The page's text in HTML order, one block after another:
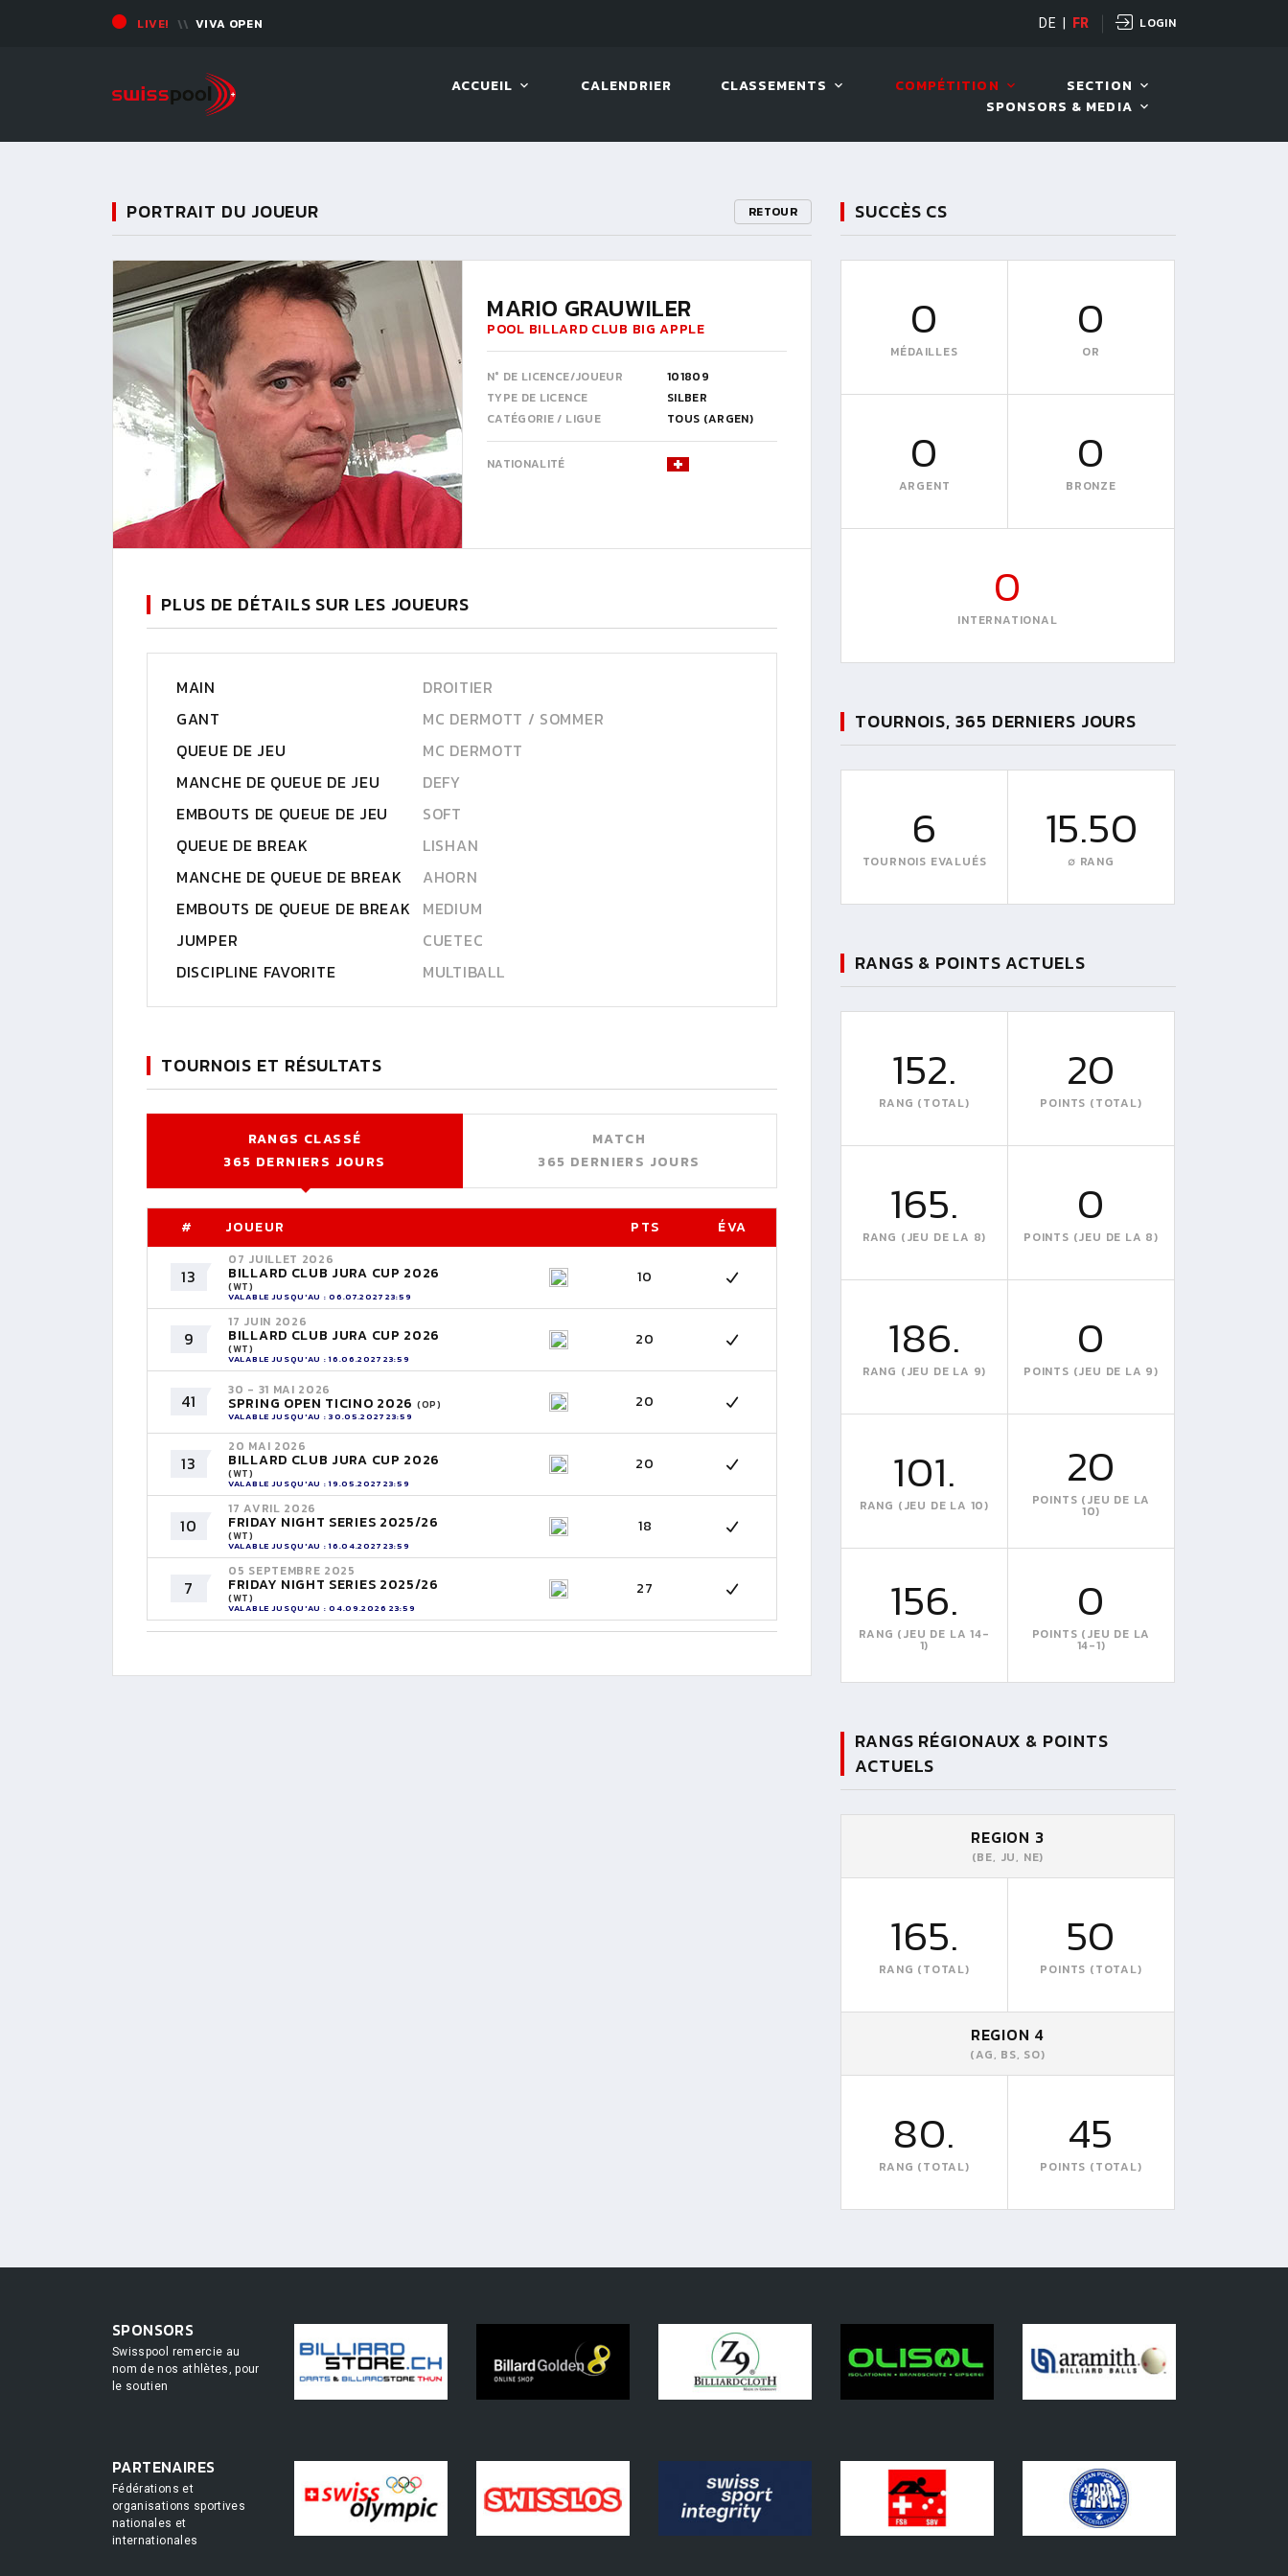
LIVE! VIVA OPEN LIVE! VIVA OPEN
DE FR LOGIN
ACCUEIL CALENDRIER CLASSEMENTS COMPÉTITION
SECTION
SPONSORS & MEDIA
PORTRAIT DU JOUEUR RETOUR
11
MARIO GRAUWILER
POOL BILLARD CLUB BIG APPLE
N° DE LICENCE/JOUEUR
101809
TYPE DE LICENCE
SILBER
CATÉGORIE / LIGUE
TOUS (ARGEN)
NATIONALITÉ
PLUS DE DÉTAILS SUR LES JOUEURS
MAIN
DROITIER
GANT
MC DERMOTT / SOMMER
QUEUE DE JEU
MC DERMOTT
MANCHE DE QUEUE DE JEU
DEFY
EMBOUTS DE QUEUE DE JEU
SOFT
QUEUE DE BREAK
LISHAN
MANCHE DE QUEUE DE BREAK
AHORN
EMBOUTS DE QUEUE DE BREAK
MEDIUM
JUMPER
CUETEC
DISCIPLINE FAVORITE
MULTIBALL
TOURNOIS ET RÉSULTATS
RANGS CLASSÉ
365 DERNIERS JOURS
MATCH
365 DERNIERS JOURS
# JOUEUR PTS ÉVA
13
07 JUILLET 2026
BILLARD CLUB JURA CUP 2026
(WT)
VALABLE JUSQU'AU : 06.07.2027 23:59
10
9
17 JUIN 2026
BILLARD CLUB JURA CUP 2026
(WT)
VALABLE JUSQU'AU : 16.06.2027 23:59
20
41
30 - 31 MAI 2026
SPRING OPEN TICINO 2026 (OP)
VALABLE JUSQU'AU : 30.05.2027 23:59
20
13
20 MAI 2026
BILLARD CLUB JURA CUP 2026
(WT)
VALABLE JUSQU'AU : 19.05.2027 23:59
20
10
17 AVRIL 2026
FRIDAY NIGHT SERIES 2025/26
(WT)
VALABLE JUSQU'AU : 16.04.2027 23:59
18
7
05 SEPTEMBRE 2025
FRIDAY NIGHT SERIES 2025/26
(WT)
VALABLE JUSQU'AU : 04.09.2026 23:59
27
SUCCÈS CS
0
MÉDAILLES
0
OR
0
ARGENT
0
BRONZE
0
INTERNATIONAL
TOURNOIS, 365 DERNIERS JOURS
6
TOURNOIS EVALUÉS
15.50
∅ RANG
RANGS & POINTS ACTUELS
152.
RANG (TOTAL)
20
POINTS (TOTAL)
165.
RANG (JEU DE LA 8)
0
POINTS (JEU DE LA 8)
186.
RANG (JEU DE LA 9)
0
POINTS (JEU DE LA 9)
101.
RANG (JEU DE LA 10)
20
POINTS (JEU DE LA
10)
156.
RANG (JEU DE LA 14-
1)
0
POINTS (JEU DE LA
14-1)
RANGS RÉGIONAUX & POINTS
ACTUELS
REGION 3
(BE, JU, NE)
165.
RANG (TOTAL)
50
POINTS (TOTAL)
REGION 4
(AG, BS, SO)
80.
RANG (TOTAL)
45
POINTS (TOTAL)
SPONSORS
Swisspool remercie au
nom de nos athlètes, pour
le soutien
PARTENAIRES
Fédérations et
organisations sportives
nationales et
internationales